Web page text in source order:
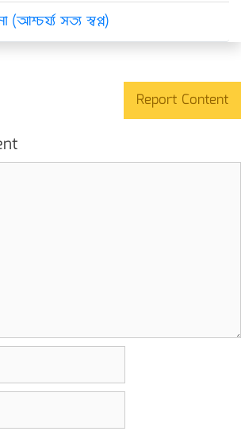
(আশ্চর্য্য সত্য স্বপ্ন)
Report Content